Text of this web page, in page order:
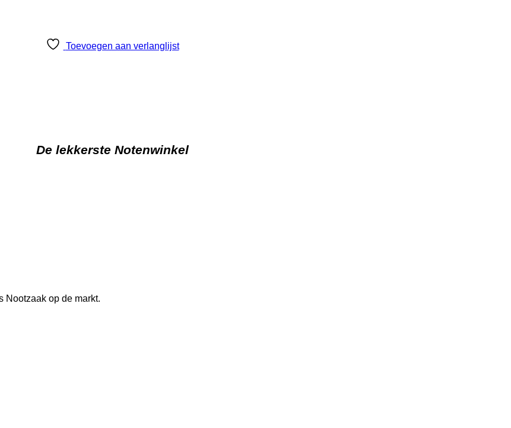
Toevoegen aan verlanglijst
De lekkerste Notenwinkel
Nootzaak op de markt.